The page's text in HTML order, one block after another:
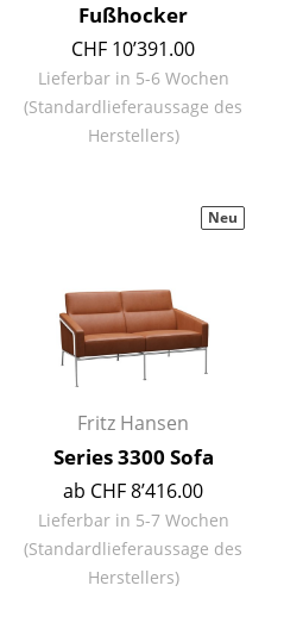
Stehtische & Stehpulte
Kindertische
Gartentische
Aufbewahren
Regale & Schränke
Bücherregale
Wandregale
Sideboards & Kommoden
TV Möbel
Fußhocker
CHF 10’391.00
Lieferbar in 5-6 Wochen
(Standardlieferaussage des
Herstellers)
Fritz Hansen
Series 3300 Sofa
ab CHF 8’416.00
Lieferbar in 5-7 Wochen
(Standardlieferaussage des
Herstellers)
Neu